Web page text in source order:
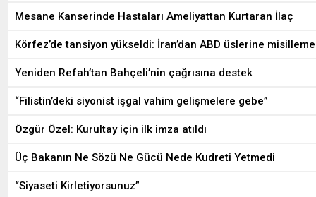
Mesane Kanserinde Hastaları Ameliyattan Kurtaran İlaç
Körfez’de tansiyon yükseldi: İran’dan ABD üslerine misilleme
Yeniden Refah’tan Bahçeli’nin çağrısına destek
“Filistin’deki siyonist işgal vahim gelişmelere gebe”
Özgür Özel: Kurultay için ilk imza atıldı
Üç Bakanın Ne Sözü Ne Gücü Nede Kudreti Yetmedi
“Siyaseti Kirletiyorsunuz”